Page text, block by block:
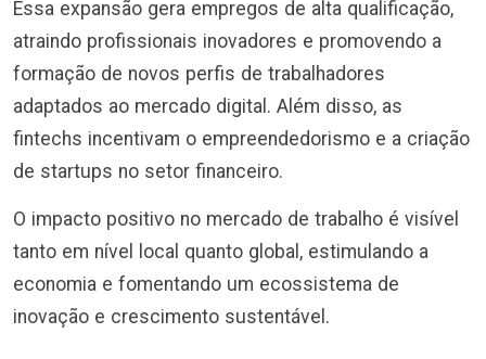
Essa expansão gera empregos de alta qualificação,
atraindo profissionais inovadores e promovendo a
formação de novos perfis de trabalhadores
adaptados ao mercado digital. Além disso, as
fintechs incentivam o empreendedorismo e a criação
de startups no setor financeiro.
O impacto positivo no mercado de trabalho é visível
tanto em nível local quanto global, estimulando a
economia e fomentando um ecossistema de
inovação e crescimento sustentável.